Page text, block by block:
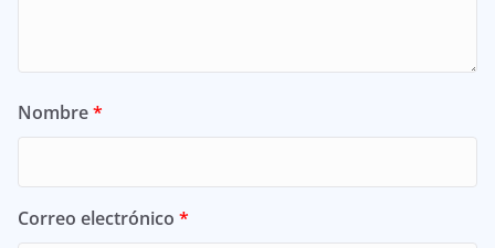
Nombre*
Correo electrónico *